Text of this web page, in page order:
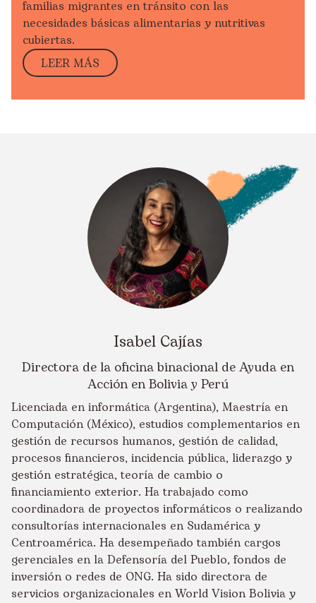
familias migrantes en tránsito con las
necesidades básicas alimentarias y nutritivas
cubiertas.
LEER MÁS
Isabel Cajías
Directora de la oficina binacional de Ayuda en
Acción en Bolivia y Perú
Licenciada en informática (Argentina), Maestría en
Computación (México), estudios complementarios en
gestión de recursos humanos, gestión de calidad,
procesos financieros, incidencia pública, liderazgo y
gestión estratégica, teoría de cambio o
financiamiento exterior. Ha trabajado como
coordinadora de proyectos informáticos o realizando
consultorías internacionales en Sudamérica y
Centroamérica. Ha desempeñado también cargos
gerenciales en la Defensoría del Pueblo, fondos de
inversión o redes de ONG. Ha sido directora de
servicios organizacionales en World Vision Bolivia y